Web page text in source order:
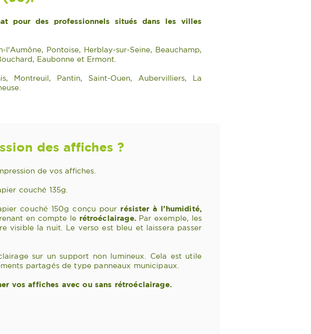
pour des professionnels situés dans les villes
l'Aumône, Pontoise, Herblay-sur-Seine, Beauchamp,
Eaubonne et Ermont.
Montreuil, Pantin, Saint-Ouen, Aubervilliers, La
des affiches ?
de vos affiches.
couché 135g.
couché 150g conçu pour résister à l'humidité,
en compte le rétroéclairage.Par exemple, les
visible la nuit. Le verso est bleu et laissera passer
sur un support non lumineux. Cela est utile
partagés de type panneaux municipaux.
vos affiches avec ou sans rétroéclairage.